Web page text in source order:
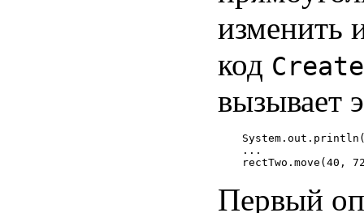
изменить
код
вызывает
...
Первый